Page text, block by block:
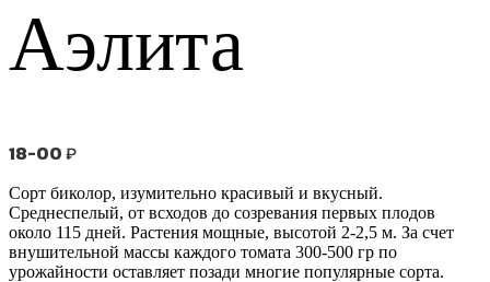
Аэлита
18-00₽
Сорт биколор, изумительно красивый и вкусный.
Среднеспелый, от всходов до созревания первых плодов
около 115 дней. Растения мощные, высотой 2-2,5 м. За счет
внушительной массы каждого томата 300-500 гр по
урожайности оставляет позади многие популярные сорта.